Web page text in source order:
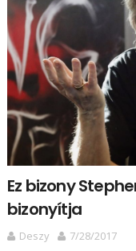
Ez bizony
bizonyítja
Deszy
7/28/2017